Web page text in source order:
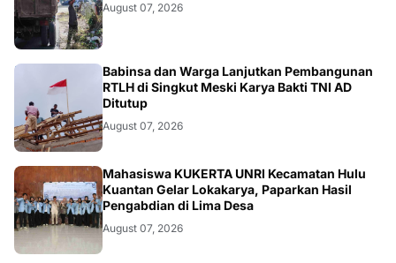
August 07, 2026
Babinsa dan Warga Lanjutkan Pembangunan
RTLH di Singkut Meski Karya Bakti TNI AD
Ditutup
August 07, 2026
ARTIKEL
Mahasiswa KUKERTA UNRI Kecamatan Hulu
Kuantan Gelar Lokakarya, Paparkan Hasil
Pengabdian di Lima Desa
August 07, 2026